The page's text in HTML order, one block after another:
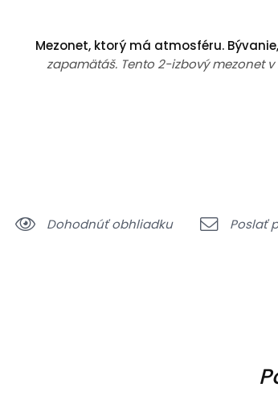
Mezonet, ktorý má atmosféru.
zapamätáš. Tento 2-izbový mezonet
Dohodnúť obhliadku Poslať